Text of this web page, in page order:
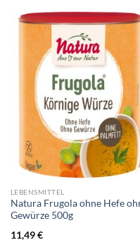
LEBENSMITTEL
Natura Frugola ohne Hefe
Gewürze 500g
11,49€